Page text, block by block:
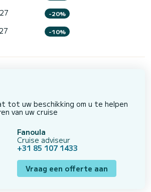
-20%
-10%
tot uw beschikking om u te helpen
van uw cruise
Fanoula
Cruise adviseur
+31 85 107 1433
Vraag een offerte aan